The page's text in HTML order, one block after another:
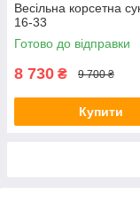
Весільна корсетна
16-33
Готово до відправки
8 730 ₴ 9 700 ₴
Купити